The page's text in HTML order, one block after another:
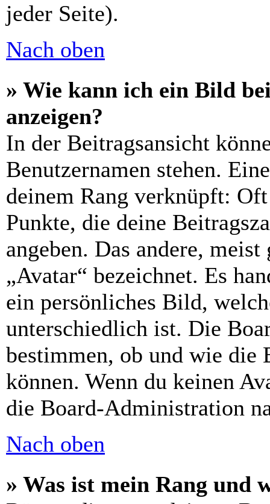
jeder Seite).
Nach oben
» Wie kann ich ein Bild
anzeigen?
In der Beitragsansicht
Benutzernamen stehen.
deinem Rang verknüpft:
Punkte, die deine
angeben. Das andere,
„Avatar“ bezeichnet. Es
ein persönliches Bild,
unterschiedlich ist. Die
bestimmen, ob und wie die
können. Wenn du keinen
die Board-Administration
Nach oben
» Was ist mein Rang und